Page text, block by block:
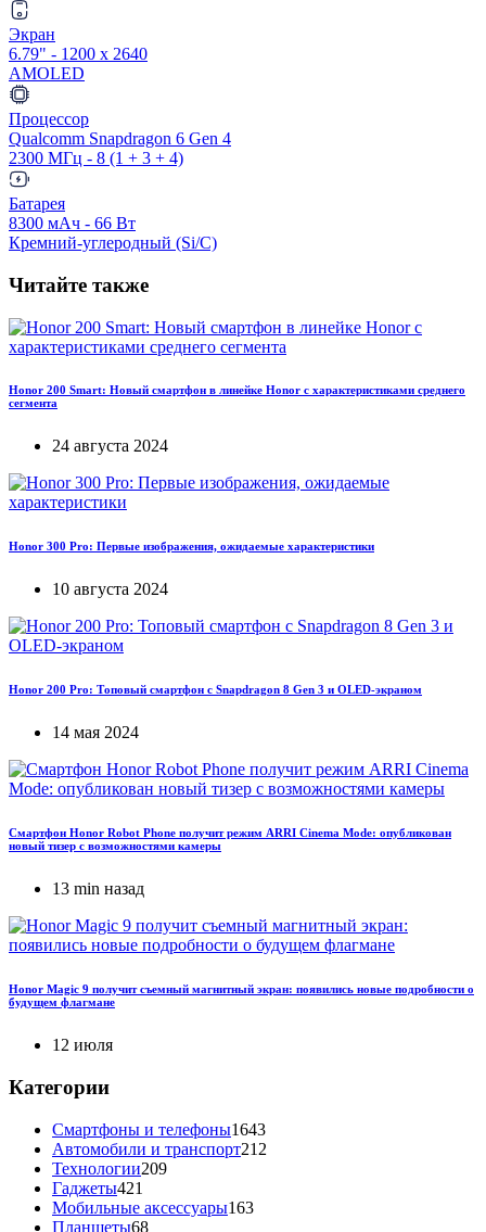
Экран
6.79" - 1200 x 2640
AMOLED
Процессор
Qualcomm Snapdragon 6 Gen 4
2300 МГц - 8 (1 + 3 + 4)
Батарея
8300 мАч - 66 Вт
Кремний-углеродный (Si/C)
Читайте также
Honor 200 Smart: Новый смартфон в линейке Honor с характеристиками среднего
сегмента
24 августа 2024
Honor 300 Pro: Первые изображения, ожидаемые характеристики
10 августа 2024
Honor 200 Pro: Топовый смартфон с Snapdragon 8 Gen 3 и OLED-экраном
14 мая 2024
Смартфон Honor Robot Phone получит режим ARRI Cinema Mode: опубликован
новый тизер с возможностями камеры
13 min назад
Honor Magic 9 получит съемный магнитный экран: появились новые подробности о
будущем флагмане
12 июля
Категории
Смартфоны и телефоны1643
Автомобили и транспорт212
Технологии209
Гаджеты421
Мобильные аксессуары163
Планшеты68